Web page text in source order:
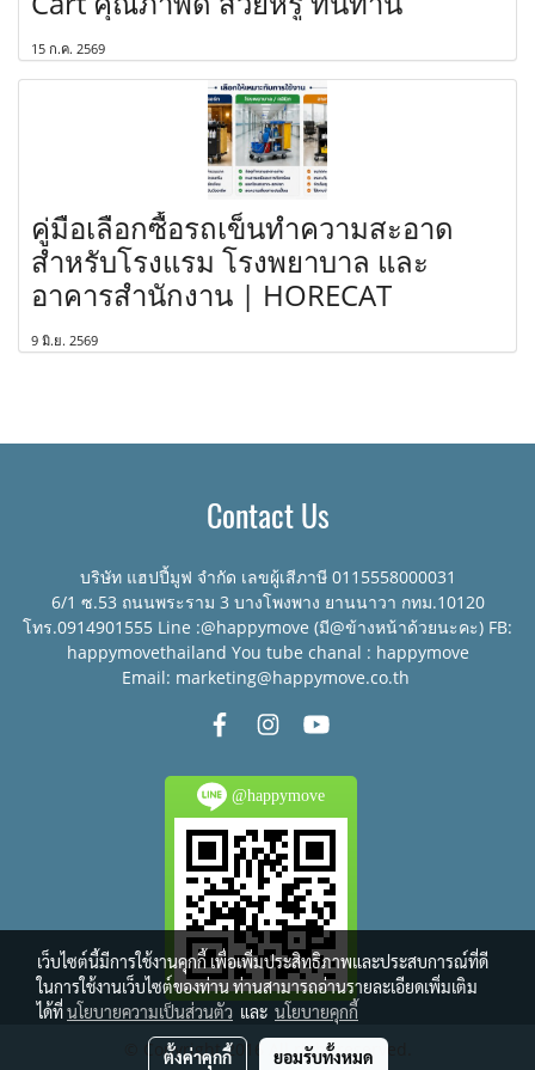
15 ก.ค. 2569
คู่มือเลือกซื้อรถเข็นทำความสะอาด
สำหรับโรงแรม โรงพยาบาล และ
อาคารสำนักงาน | HORECAT
9 มิ.ย. 2569
Contact Us
บริษัท แฮปปี้มูฟ จำกัด เลขผู้เสีภาษี 0115558000031
6/1 ซ.53 ถนนพระราม 3 บางโพงพาง ยานนาวา กทม.10120
โทร.0914901555 Line :@happymove (มี@ข้างหน้าด้วยนะคะ) FB:
happymovethailand You tube chanal : happymove
Email: marketing@happymove.co.th
@happymove
© Copyright 2016 All right reserved.
เว็บไซต์นี้มีการใช้งานคุกกี้ เพื่อเพิ่มประสิทธิภาพและประสบการณ์ที่ดี
ในการใช้งานเว็บไซต์ของท่าน ท่านสามารถอ่านรายละเอียดเพิ่มเติม
ได้ที่นโยบายความเป็นส่วนตัว และ นโยบายคุกกี้
ตั้งค่าคุกกี้ ยอมรับทั้งหมด